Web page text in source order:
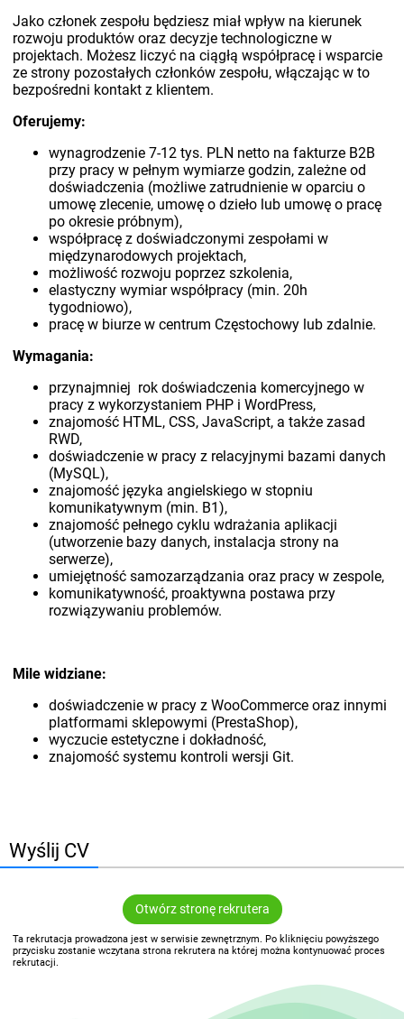
Jako członek zespołu będziesz miał wpływ na kierunek
rozwoju produktów oraz decyzje technologiczne w
projektach. Możesz liczyć na ciągłą współpracę i wsparcie
ze strony pozostałych członków zespołu, włączając w to
bezpośredni kontakt z klientem.
Oferujemy:
wynagrodzenie 7-12 tys. PLN netto na fakturze B2B
przy pracy w pełnym wymiarze godzin, zależne od
doświadczenia (możliwe zatrudnienie w oparciu o
umowę zlecenie, umowę o dzieło lub umowę o pracę
po okresie próbnym),
współpracę z doświadczonymi zespołami w
międzynarodowych projektach,
możliwość rozwoju poprzez szkolenia,
elastyczny wymiar współpracy (min. 20h
tygodniowo),
pracę w biurze w centrum Częstochowy lub zdalnie.
Wymagania:
przynajmniej rok doświadczenia komercyjnego w
pracy z wykorzystaniem PHP i WordPress,
znajomość HTML, CSS, JavaScript, a także zasad
RWD,
doświadczenie w pracy z relacyjnymi bazami danych
(MySQL),
znajomość języka angielskiego w stopniu
komunikatywnym (min. B1),
znajomość pełnego cyklu wdrażania aplikacji
(utworzenie bazy danych, instalacja strony na
serwerze),
umiejętność samozarządzania oraz pracy w zespole,
komunikatywność, proaktywna postawa przy
rozwiązywaniu problemów.
Mile widziane:
doświadczenie w pracy z WooCommerce oraz innymi
platformami sklepowymi (PrestaShop),
wyczucie estetyczne i dokładność,
znajomość systemu kontroli wersji Git.
Wyślij CV
Otwórz stronę rekrutera
Ta rekrutacja prowadzona jest w serwisie zewnętrznym. Po kliknięciu powyższego
przycisku zostanie wczytana strona rekrutera na której można kontynuować proces
rekrutacji.